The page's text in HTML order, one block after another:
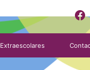
Extraescolares